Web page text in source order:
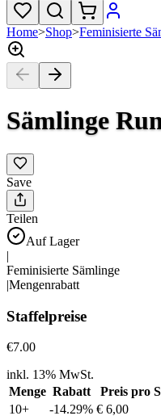
Home>Shop>Feminisierte
Sämlinge
Save
Teilen
Auf Lager
|
Feminisierte Sämlinge
|Mengenrabatt
Staffelpreise
€7.00
inkl. 13% MwSt.
Menge Rabatt
Preis pro
10+ -14.29% € 6,00